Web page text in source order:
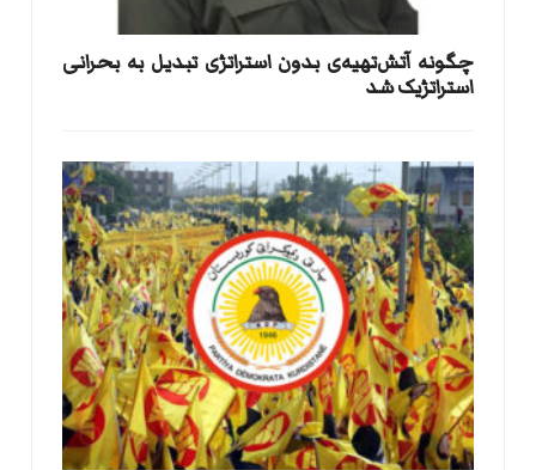
​چگونه آتش‌تهیه‌ی بدون استراتژی تبدیل به بحرانی
استراتژیک شد